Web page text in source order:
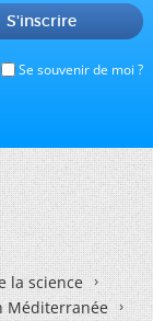
Se souvenir de moi ?
S'inscrire
la science
Méditerranée